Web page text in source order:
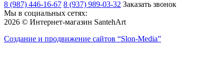
8 (987) 446-16-67 8 (937) 989-03-32 Заказать звонок
Мы в социальных сетях:
2026 © Интернет-магазин SantehArt
Создание и продвижение сайтов “Slon-Media”